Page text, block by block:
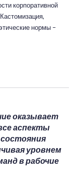
корпоративной
нормы –
оказывает
аспекты
состояния
уровнем
в рабочие